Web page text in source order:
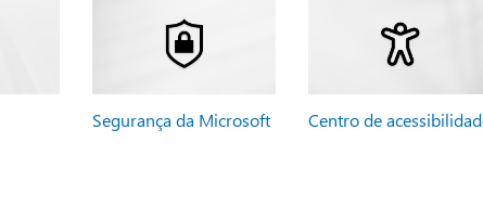
Segurança da Microsoft Centro de